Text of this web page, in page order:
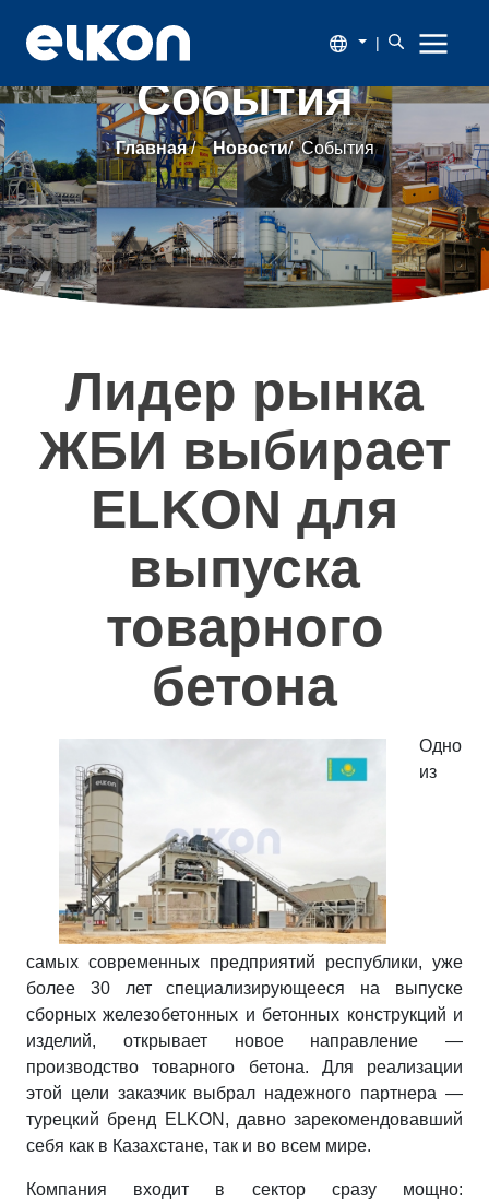
|
О
компании
Продукция
Новости
Наши
заказчики
Полезное
Контакты
События
Главная/ Новости/ События
Лидер рынка
ЖБИ выбирает
ELKON для
выпуска
товарного
бетона
Одно
из
самых современных предприятий республики, уже
более 30 лет специализирующееся на выпуске
сборных железобетонных и бетонных конструкций и
изделий, открывает новое направление —
производство товарного бетона. Для реализации
этой цели заказчик выбрал надежного партнера —
турецкий бренд ELKON, давно зарекомендовавший
себя как в Казахстане, так и во всем мире.
Компания входит в сектор сразу мощно: